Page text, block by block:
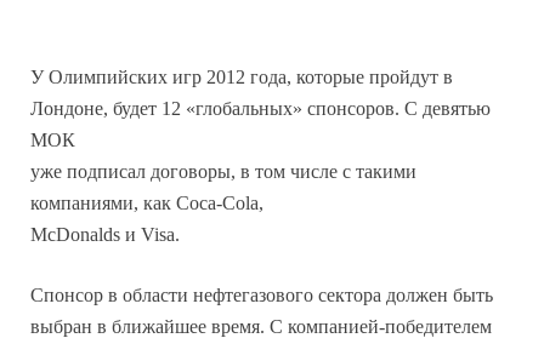
У Олимпийских игр 2012 года, которые пройдут в
Лондоне, будет 12 «глобальных» спонсоров. С девятью
МОК
уже подписал договоры, в том числе с такими
компаниями, как Coca-Cola,
McDonalds и Visa.
Спонсор в области нефтегазового сектора должен быть
выбран в ближайшее время. С компанией-победителем